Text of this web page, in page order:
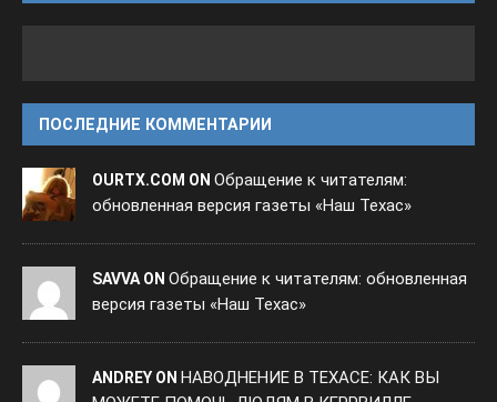
ПОСЛЕДНИЕ КОММЕНТАРИИ
OURTX.COM ON Обращение к читателям:
обновленная версия газеты «Наш Техас»
SAVVA ON Обращение к читателям: обновленная
версия газеты «Наш Техас»
ANDREY ON НАВОДНЕНИЕ В ТЕХАСЕ: КАК ВЫ